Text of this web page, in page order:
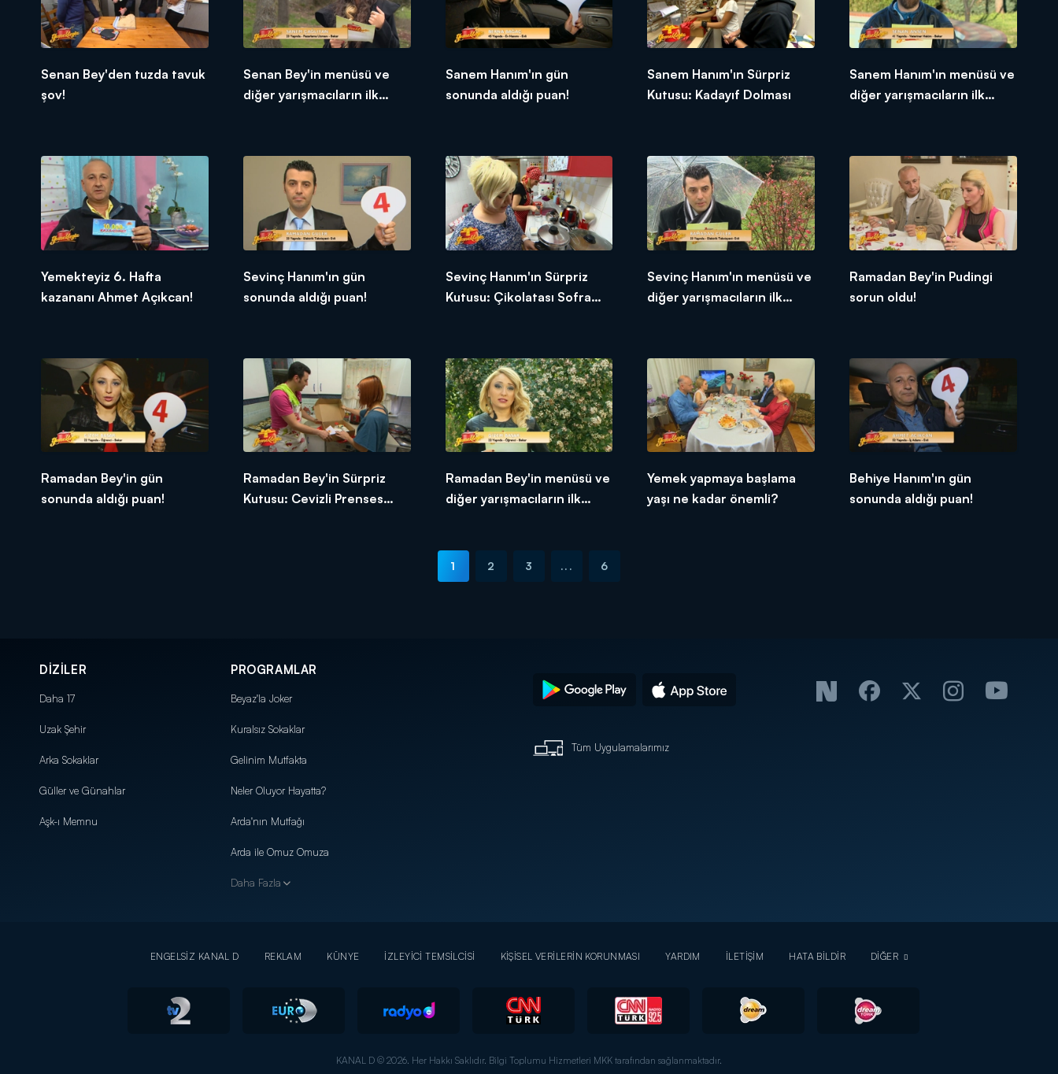
Senan Bey'den tuzda tavuk
şov!
Senan Bey'in menüsü ve
diğer yarışmacıların ilk
Sanem Hanım'ın gün
sonunda aldığı puan!
Sanem Hanım'ın Sürpriz
Kutusu: Kadayıf Dolması
Sanem Hanım'ın menüsü ve
diğer yarışmacıların ilk
Yemekteyiz 6. Hafta
kazananı Ahmet Açıkcan!
Sevinç Hanım'ın gün
sonunda aldığı puan!
Sevinç Hanım'ın Sürpriz
Kutusu: Çikolatası Sofra
Sevinç Hanım'ın menüsü ve
diğer yarışmacıların ilk
Ramadan Bey'in Pudingi
sorun oldu!
Ramadan Bey'in gün
sonunda aldığı puan!
Ramadan Bey'in Sürpriz
Kutusu: Cevizli Prenses
Ramadan Bey'in menüsü ve
diğer yarışmacıların ilk
Yemek yapmaya başlama
yaşı ne kadar önemli?
Behiye Hanım'ın gün
sonunda aldığı puan!
1 2 3 ... 6
DİZİLER
Daha 17
Uzak Şehir
Arka Sokaklar
Güller ve Günahlar
Aşk-ı Memnu
PROGRAMLAR
Beyaz'la Joker
Kuralsız Sokaklar
Gelinim Mutfakta
Neler Oluyor Hayatta?
Arda'nın Mutfağı
Arda ile Omuz Omuza
Daha Fazla
Tüm Uygulamalarımız
ENGELSİZ KANAL D REKLAM KÜNYE İZLEYİCİ TEMSİLCİSİ KİŞİSEL VERİLERİN KORUNMASI YARDIM İLETİŞİM HATA BİLDİR DİĞER
KANAL D © 2026. Her Hakkı Saklıdır. Bilgi Toplumu Hizmetleri MKK tarafından sağlanmaktadır.